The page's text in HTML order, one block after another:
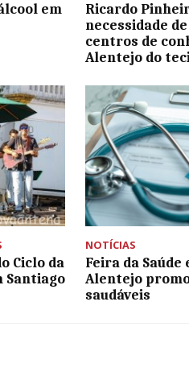
em
Ricardo
necessidade
centros de
Alentejo do
Ciclo da
Santiago
NOTÍCIAS
Feira da Saúde
Alentejo
saudáveis